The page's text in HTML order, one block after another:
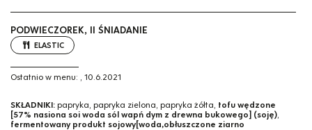
PODWIECZOREK, II ŚNIADANIE
ELASTIC
Ostatnio w menu: , 10.6.2021
SKŁADNIKI: papryka, papryka zielona, papryka żółta, tofu wędzone
[57% nasiona soi woda sól wapń dym z drewna bukowego] (soję),
fermentowany produkt sojowy[woda,obłuszczone ziarno